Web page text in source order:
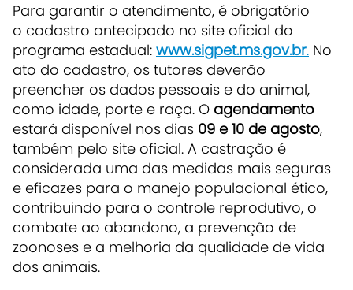
Para garantir o atendimento, é obrigatório
o cadastro antecipado no site oficial do
programa estadual: www.sigpet.ms.gov.br. No
ato do cadastro, os tutores deverão
preencher os dados pessoais e do animal,
como idade, porte e raça. O agendamento
estará disponível nos dias 09 e 10 de agosto,
também pelo site oficial. A castração é
considerada uma das medidas mais seguras
e eficazes para o manejo populacional ético,
contribuindo para o controle reprodutivo, o
combate ao abandono, a prevenção de
zoonoses e a melhoria da qualidade de vida
dos animais.